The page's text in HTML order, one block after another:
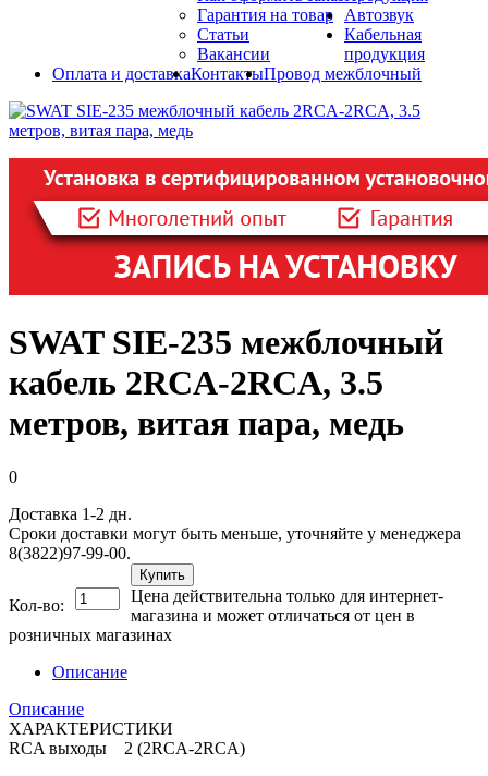
Гарантия на товар
Статьи
Вакансии
Оплата и доставкаКонтакты
Автозвук
Кабельная
продукция
Провод межблочный
SWAT SIE-235 межблочный
кабель 2RCA-2RCA, 3.5
метров, витая пара, медь
0
Доставка 1-2 дн.
Сроки доставки могут быть меньше, уточняйте у менеджера
8(3822)97-99-00.
Кол-во:
Купить
Цена действительна только для интернет-
магазина и может отличаться от цен в
розничных магазинах
Описание
Описание
ХАРАКТЕРИСТИКИ
RCA выходы 2 (2RCA-2RCA)